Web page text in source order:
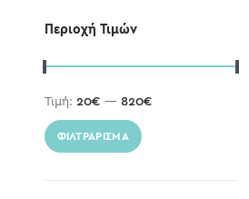
Περιοχή Τιμών
ΦΙΛΤΡΆΡΙΣΜΑ
Τιμή: 20€ — 820€